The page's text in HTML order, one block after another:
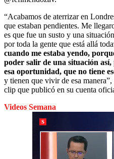
“Acabamos de aterrizar en
que estaban pendientes. Me
es que fue un susto y una
por toda la gente que está allá
cuando me estaba yendo,
poder salir de una situación
esa oportunidad, que no tiene
y tienen que vivir de esa
clip que publicó en su cuenta
Videos Semana